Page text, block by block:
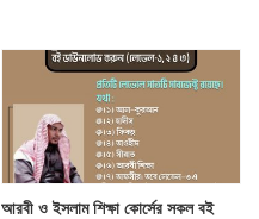
আরবী ও ইসলাম শিক্ষা কোর্সের সকল বই